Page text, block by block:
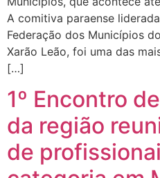
A comitiva paraense
Federação dos Municípios
Xarão Leão, foi uma das
[…]
1º Encontro
da região
de